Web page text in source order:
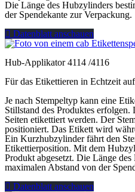
Die Länge des Hubzylinders
der Spendekante zur Verpackung.
Datenblatt anschauen
Hub-Applikator 4114 /4116
Für das Etikettieren in Echtzeit
Je nach Stempeltyp kann eine
Stillstand des Produktes
Seiten etikettiert werden. Der
positioniert. Das Etikett wird
Ein Kurzhubzylinder fährt den
Etikettierposition. Mit dem
Produkt abgesetzt. Die Länge
maximalen Abstand von der
Datenblatt anschauen